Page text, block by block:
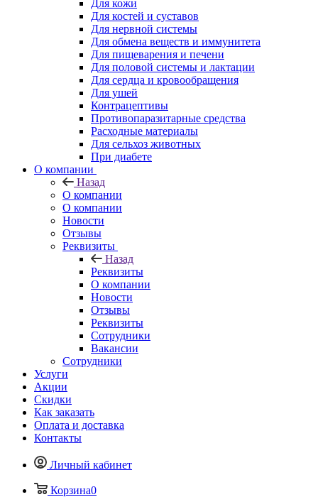
Для кожи
Для костей и суставов
Для нервной системы
Для обмена веществ и иммунитета
Для пищеварения и печени
Для половой системы и лактации
Для сердца и кровообращения
Для ушей
Контрацептивы
Противопаразитарные средства
Расходные материалы
Для сельхоз животных
При диабете
О компании
Назад
О компании
О компании
Новости
Отзывы
Реквизиты
Назад
Реквизиты
О компании
Новости
Отзывы
Реквизиты
Сотрудники
Вакансии
Сотрудники
Услуги
Акции
Скидки
Как заказать
Оплата и доставка
Контакты
Личный кабинет
Корзина0